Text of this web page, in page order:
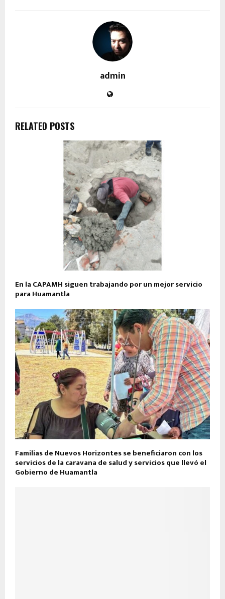
admin
RELATED POSTS
En la CAPAMH siguen trabajando por un mejor servicio
para Huamantla
Familias de Nuevos Horizontes se beneficiaron con los
servicios de la caravana de salud y servicios que llevó el
Gobierno de Huamantla